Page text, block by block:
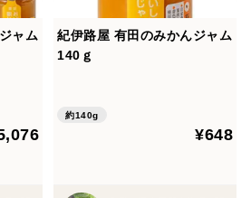
ャム
紀伊路屋 有田のみかんジャム
140ｇ
約140g
¥648